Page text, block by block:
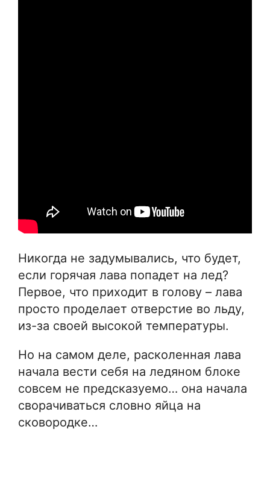
Никогда не задумывались, что будет,
если горячая лава попадет на лед?
Первое, что приходит в голову – лава
просто проделает отверстие во льду,
из-за своей высокой температуры.
Но на самом деле, расколенная лава
начала вести себя на ледяном блоке
совсем не предсказуемо… она начала
сворачиваться словно яйца на
сковородке…